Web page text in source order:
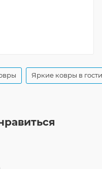
Яркие ковры в